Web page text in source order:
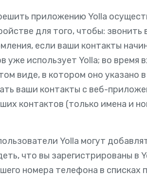
приложению Yolla
для того, чтобы:
если ваши контакты
уже использует Yolla; во время
виде, в котором оно указано
ваши контакты с веб-
контактов (только имена и
Yolla могут
что вы зарегистрированы в
номера телефона в списках